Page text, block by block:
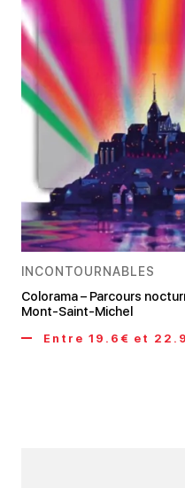
INCONTOURNABLES
Colorama – Parcours
Mont-Saint-Michel
Entre 19.6€ et